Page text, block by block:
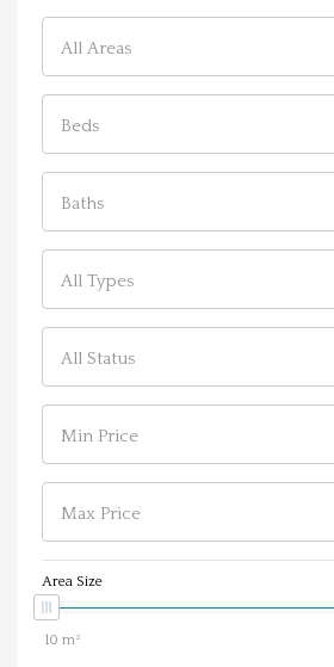
All Areas
Beds
Baths
All Types
All Status
Min Price
Max Price
Area Size